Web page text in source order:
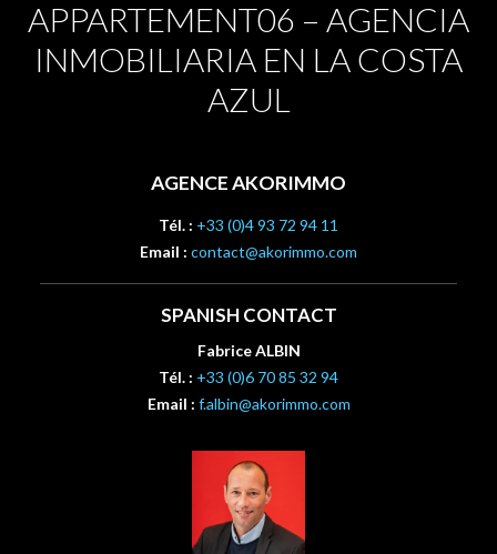
APPARTEMENT06 – AGENCIA
INMOBILIARIA EN LA COSTA
AZUL
AGENCE AKORIMMO
Tél. : +33 (0)4 93 72 94 11
Email : contact@akorimmo.com
SPANISH CONTACT
Fabrice ALBIN
Tél. : +33 (0)6 70 85 32 94
Email : f.albin@akorimmo.com